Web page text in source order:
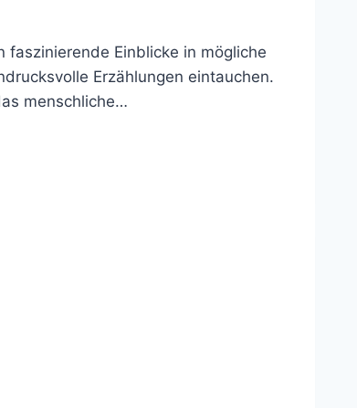
Einblicke in mögliche
Erzählungen eintauchen.
menschliche…